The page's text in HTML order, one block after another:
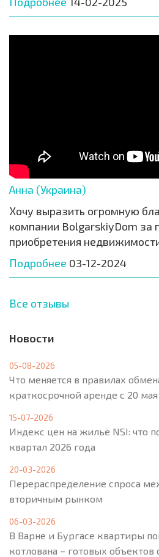
Анна (Украина)
Хочу выразить огромную
компании BolgarskiyDom за
приобретения
Подробнее 03-12-2024
Все отзывы
Новости
05-08-2026
Что меняется в правилах
краткосрочной аренде с 20
15-07-2026
Индекс цен на жильё NSI: что
квартал 2026 года
20-03-2026
Перераспределение спроса
вторичным рынком
06-03-2026
В Варне и Бургасе квартиры
котлована – готовых объектов